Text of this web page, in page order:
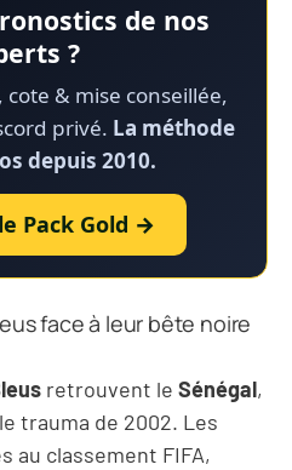
de nos
?
& mise conseillée,
privé. La méthode
depuis 2010.
Pack Gold →
face à leur bête noire
retrouvent le Sénégal,
trauma de 2002. Les
au classement FIFA,